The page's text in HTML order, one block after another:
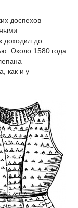
доспехов
доходил до
Около 1580 года
как и у